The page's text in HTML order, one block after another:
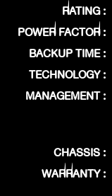
RATING :
POWER FACTOR :
BACKUP TIME :
TECHNOLOGY :
MANAGEMENT :
CHASSIS :
WARRANTY :